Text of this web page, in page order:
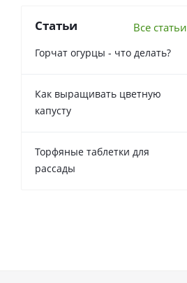
Статьи Все статьи
Горчат огурцы - что делать?
Как выращивать цветную
капусту
Торфяные таблетки для
рассады